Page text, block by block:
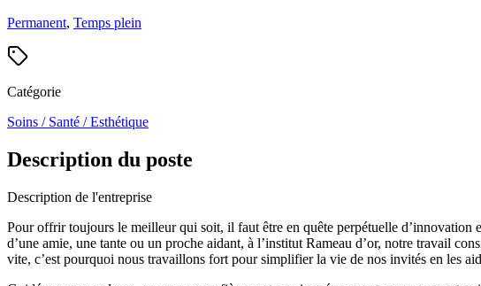
Permanent, Temps plein
Catégorie
Soins / Santé / Esthétique
Description du poste
Description de l'entreprise
Pour offrir toujours le meilleur qui soit, il faut être en quête perpétuelle
d’une amie, une tante ou un proche aidant, à l’institut Rameau d’or, notre travail
vite, c’est pourquoi nous travaillons fort pour simplifier la vie de nos invités en les